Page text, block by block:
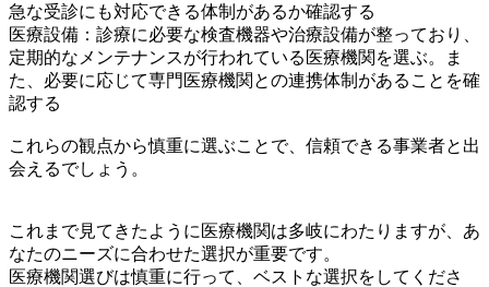
急な受診にも対応できる体制があるか確認する
医療設備：診療に必要な検査機器や治療設備が整っており、
定期的なメンテナンスが行われている医療機関を選ぶ。ま
た、必要に応じて専門医療機関との連携体制があることを確
認する
これらの観点から慎重に選ぶことで、信頼できる事業者と出
会えるでしょう。
これまで見てきたように医療機関は多岐にわたりますが、あ
なたのニーズに合わせた選択が重要です。
医療機関選びは慎重に行って、ベストな選択をしてくださ